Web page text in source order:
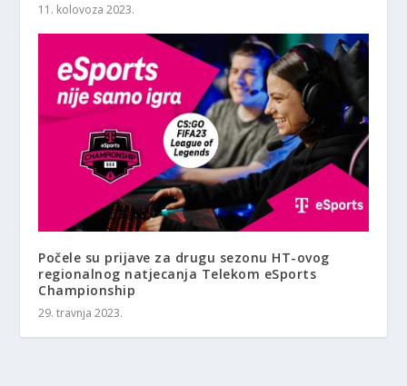
11. kolovoza 2023.
Počele su prijave za drugu sezonu HT-ovog
regionalnog natjecanja Telekom eSports
Championship
29. travnja 2023.